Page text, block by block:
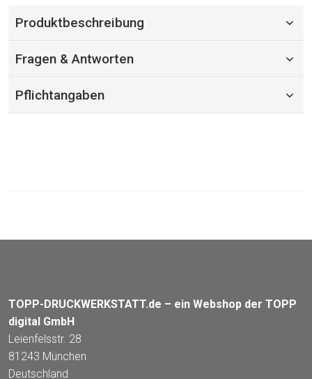
Produktbeschreibung
Fragen & Antworten
Pflichtangaben
TOPP-DRUCKWERKSTATT.de – ein Webshop der TOPP
digital GmbH
Leienfelsstr. 28
81243 München
Deutschland